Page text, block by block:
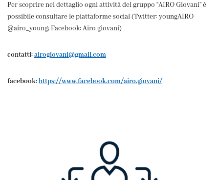
Per scoprire nel dettaglio ogni attività del gruppo “AIRO Giovani” è
possibile consultare le piattaforme social (Twitter: youngAIRO
@airo_young; Facebook: Airo giovani)
contatti:airogiovani@gmail.com
facebook:https://www.facebook.com/airo.giovani/